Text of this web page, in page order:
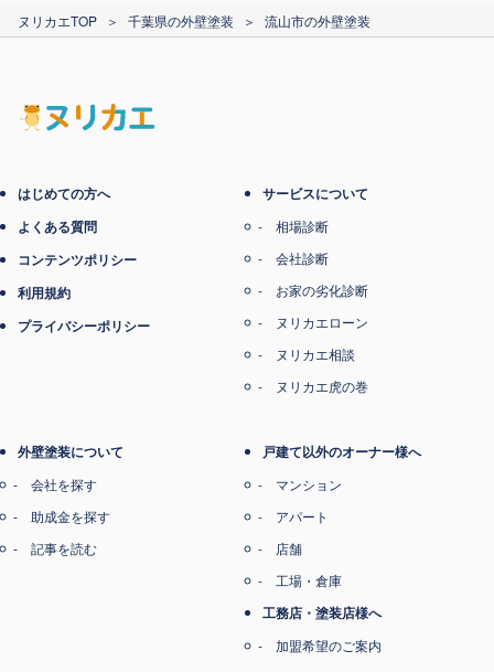
ヌリカエTOP ＞ 千葉県の外壁塗装 ＞ 流山市の外壁塗装
はじめての方へ
よくある質問
コンテンツポリシー
利用規約
プライバシーポリシー
サービスについて
相場診断
会社診断
お家の劣化診断
ヌリカエローン
ヌリカエ相談
ヌリカエ虎の巻
外壁塗装について
会社を探す
助成金を探す
記事を読む
戸建て以外のオーナー様へ
マンション
アパート
店舗
工場・倉庫
工務店・塗装店様へ
加盟希望のご案内